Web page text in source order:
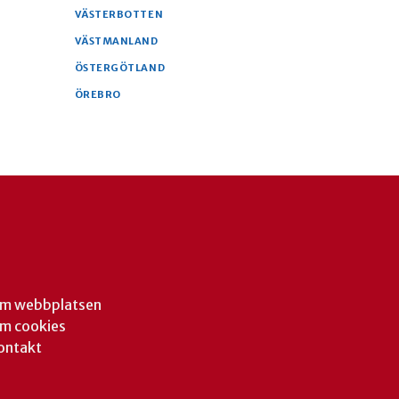
VÄSTERBOTTEN
VÄSTMANLAND
ÖSTERGÖTLAND
ÖREBRO
webbplatsen
cookies